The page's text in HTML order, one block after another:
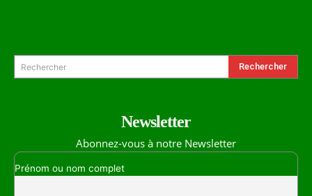
Rechercher Rechercher
Newsletter
Abonnez-vous à notre Newsletter
Prénom ou nom complet